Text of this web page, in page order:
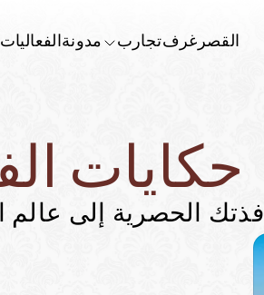
حكايات
الحصرية إلى عالم
القصر غرفتجارب مدونة الفعاليات